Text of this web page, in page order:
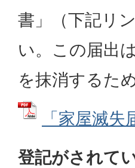
書」（下記リ
い。この届出
を抹消するた
「家屋滅
登記がされて